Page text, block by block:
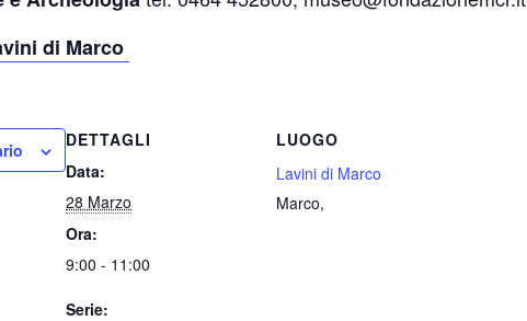
di Marco
DETTAGLI
Data:
28 Marzo
Ora:
9:00 - 11:00
Serie:
LUOGO
Lavini di Marco
Marco,